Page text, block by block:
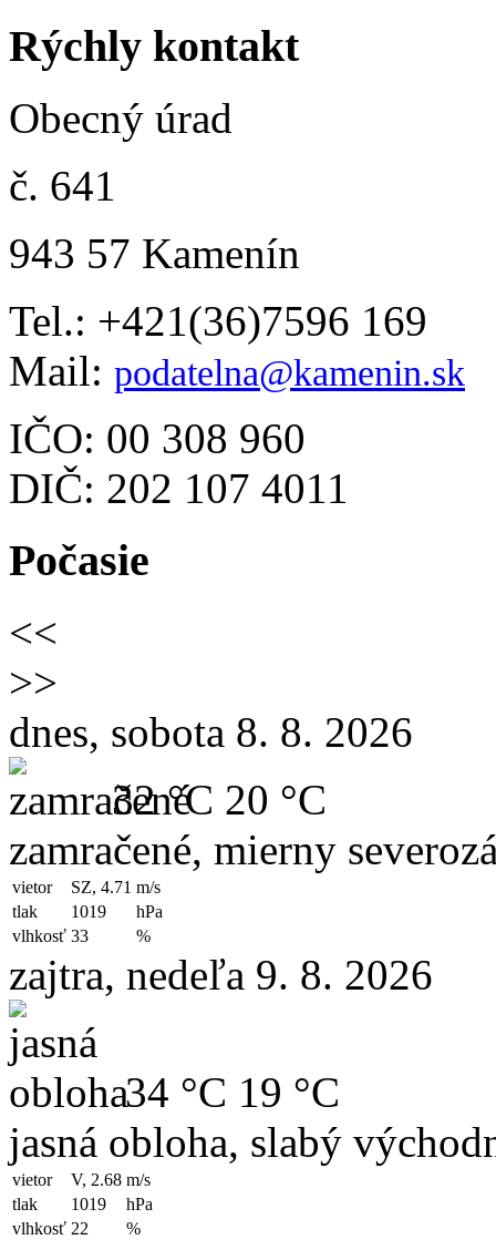
Rýchly kontakt
Obecný úrad
č. 641
943 57 Kamenín
Tel.: +421(36)7596 169
Mail: podatelna@kamenin.sk
IČO: 00 308 960
DIČ: 202 107 4011
Počasie
<<
>>
dnes, sobota 8. 8. 2026
32 °C 20 °C
zamračené, mierny
vietor SZ, 4.71 m/s
tlak
1019
hPa
vlhkosť 33 %
zajtra, nedeľa 9. 8. 2026
34 °C 19 °C
jasná obloha, slabý
vietor V, 2.68 m/s
tlak
1019
hPa
vlhkosť 22 %